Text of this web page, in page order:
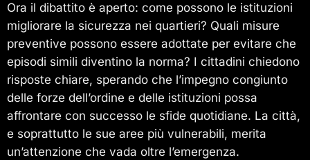
Ora il dibattito è aperto: come possono le istituzioni
migliorare la sicurezza nei quartieri? Quali misure
preventive possono essere adottate per evitare che
episodi simili diventino la norma? I cittadini chiedono
risposte chiare, sperando che l’impegno congiunto
delle forze dell’ordine e delle istituzioni possa
affrontare con successo le sfide quotidiane. La città,
e soprattutto le sue aree più vulnerabili, merita
un’attenzione che vada oltre l’emergenza.